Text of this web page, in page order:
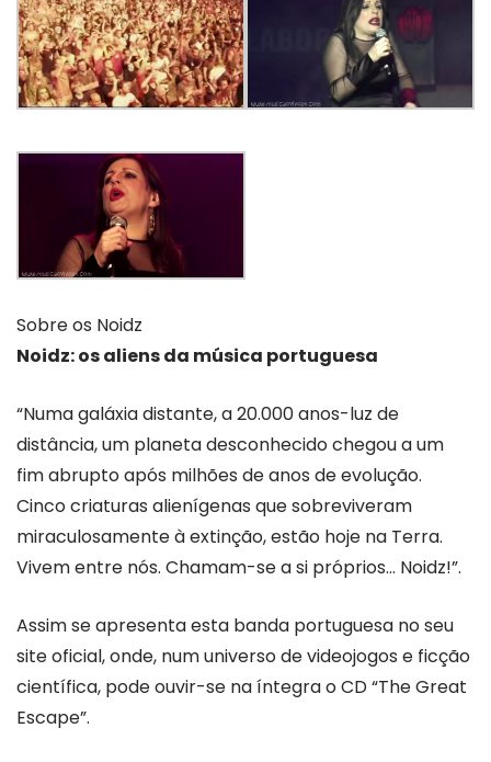
Sobre os Noidz
Noidz: os aliens da música portuguesa
“Numa galáxia distante, a 20.000 anos-luz de
distância, um planeta desconhecido chegou a um
fim abrupto após milhões de anos de evolução.
Cinco criaturas alienígenas que sobreviveram
miraculosamente à extinção, estão hoje na Terra.
Vivem entre nós. Chamam-se a si próprios… Noidz!”.
Assim se apresenta esta banda portuguesa no seu
site oficial, onde, num universo de videojogos e ficção
científica, pode ouvir-se na íntegra o CD “The Great
Escape”.